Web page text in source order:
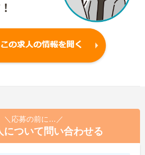
＼応募の前に…／
について問い合わせる